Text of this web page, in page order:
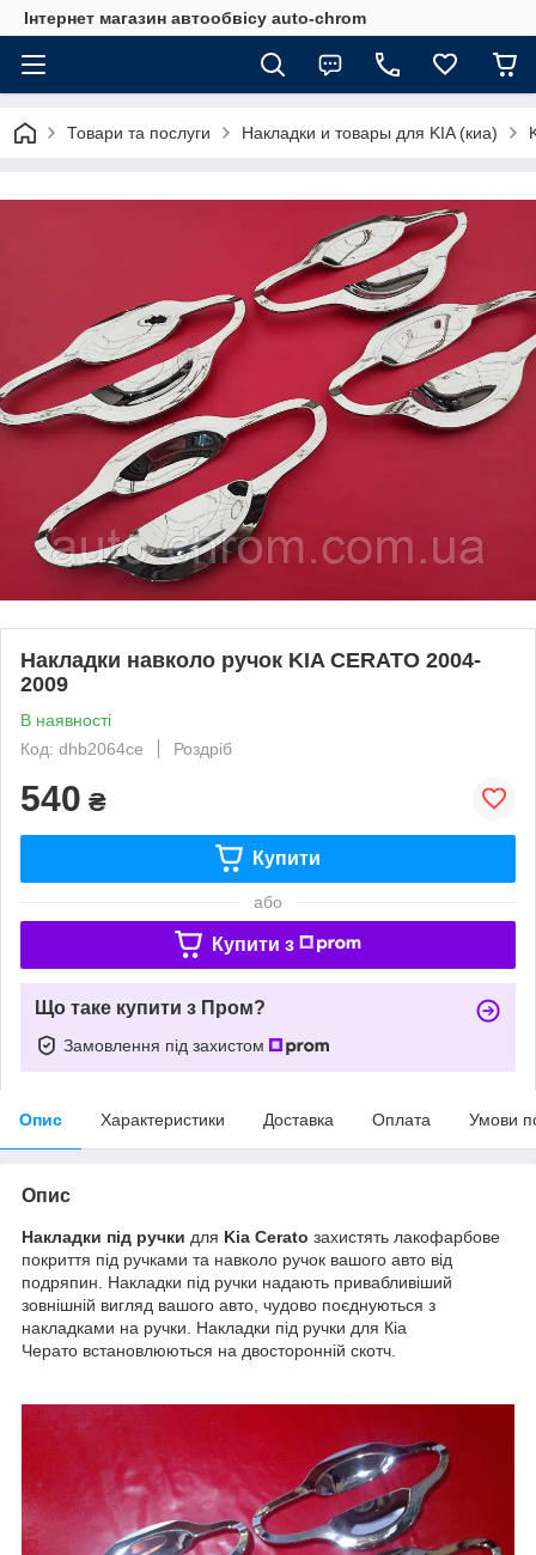
Інтернет магазин автообвісу auto-chrom
Товари та послуги Накладки и товары для KIA (киа)
Накладки навколо ручок KIA CERATO 2004-
2009
В наявності
Код: dhb2064ce
Роздріб
540 ₴
Купити
або
Купити з
Що таке купити з Пром?
Замовлення під захистом
Опис Характеристики Доставка Оплата Умови
Опис
Накладки під ручки для Kia Cerato захистять лакофарбове
покриття під ручками та навколо ручок вашого авто від
подряпин. Накладки під ручки надають привабливіший
зовнішній вигляд вашого авто, чудово поєднуються з
накладками на ручки. Накладки під ручки для Кіа
Черато встановлюються на двосторонній скотч.